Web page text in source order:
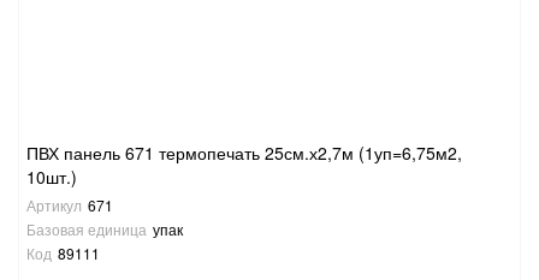
ПВХ панель 671 термопечать 25см.х2,7м (1уп=6,75м2,
10шт.)
Артикул 671
Базовая единица упак
Код 89111